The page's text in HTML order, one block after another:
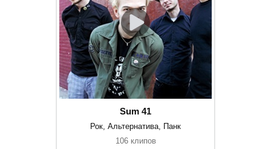
Sum 41
Рок, Альтернатива, Панк
106 клипов